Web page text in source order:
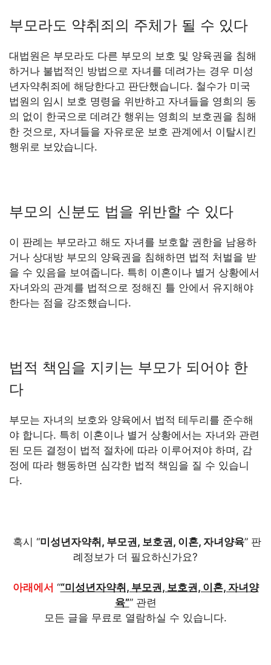
부모라도 약취죄의 주체가 될 수 있다
대법원은 부모라도 다른 부모의 보호 및 양육권을 침해
하거나 불법적인 방법으로 자녀를 데려가는 경우 미성
년자약취죄에 해당한다고 판단했습니다. 철수가 미국
법원의 임시 보호 명령을 위반하고 자녀들을 영희의 동
의 없이 한국으로 데려간 행위는 영희의 보호권을 침해
한 것으로, 자녀들을 자유로운 보호 관계에서 이탈시킨
행위로 보았습니다.
부모의 신분도 법을 위반할 수 있다
이 판례는 부모라고 해도 자녀를 보호할 권한을 남용하
거나 상대방 부모의 양육권을 침해하면 법적 처벌을 받
을 수 있음을 보여줍니다. 특히 이혼이나 별거 상황에서
자녀와의 관계를 법적으로 정해진 틀 안에서 유지해야
한다는 점을 강조했습니다.
법적 책임을 지키는 부모가 되어야 한
다
부모는 자녀의 보호와 양육에서 법적 테두리를 준수해
야 합니다. 특히 이혼이나 별거 상황에서는 자녀와 관련
된 모든 결정이 법적 절차에 따라 이루어져야 하며, 감
정에 따라 행동하면 심각한 법적 책임을 질 수 있습니
다.
혹시 “미성년자약취, 부모권, 보호권, 이혼, 자녀양육” 판
례정보가 더 필요하신가요?
아래에서 ““미성년자약취, 부모권, 보호권, 이혼, 자녀양
육”” 관련
모든 글을 무료로 열람하실 수 있습니다.